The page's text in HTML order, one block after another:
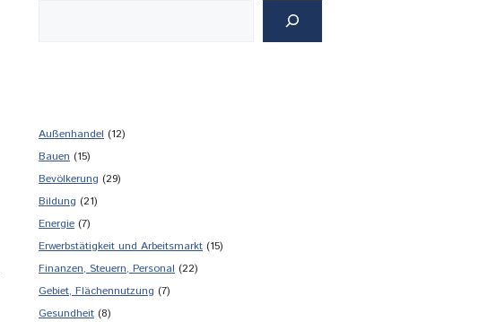
Außenhandel (12)
Bauen (15)
Bevölkerung (29)
Bildung (21)
Energie (7)
Erwerbstätigkeit und Arbeitsmarkt (15)
Finanzen, Steuern, Personal (22)
Gebiet, Flächennutzung (7)
Gesundheit (8)